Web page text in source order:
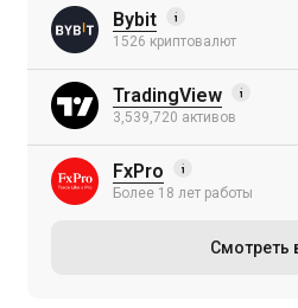
Bybit
1526 криптовалют
TradingView
3,539,720 активов
FxPro
Более 18 лет работы
Смотреть